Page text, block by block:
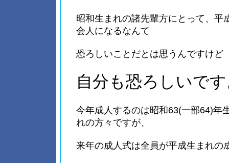
昭和生まれの諸先輩方にとって、平
会人になるなんて
恐ろしいことだとは思うんですけど
自分も恐ろしいで
今年成人するのは昭和63(一部64)年
れの方々ですが、
来年の成人式は全員が平成生まれの